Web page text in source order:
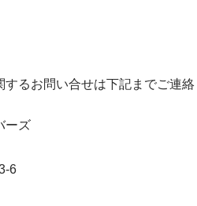
るお問い合せは下記までご連絡
ーズ
6